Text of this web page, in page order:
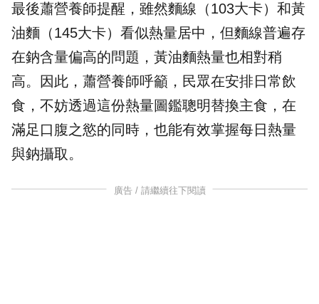
最後蕭營養師提醒，雖然麵線（103大卡）和黃
油麵（145大卡）看似熱量居中，但麵線普遍存
在鈉含量偏高的問題，黃油麵熱量也相對稍
高。因此，蕭營養師呼籲，民眾在安排日常飲
食，不妨透過這份熱量圖鑑聰明替換主食，在
滿足口腹之慾的同時，也能有效掌握每日熱量
與鈉攝取。
廣告 / 請繼續往下閱讀